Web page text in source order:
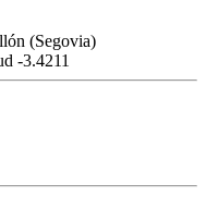
(Segovia)
-3.4211